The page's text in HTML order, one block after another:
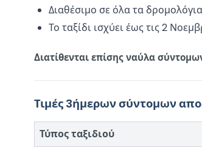
Διαθέσιμο σε όλα τα
Το ταξίδι ισχύει έως τις 2
Διατίθενται επίσης ναύλα
Τιμές 3ήμερων σύντομων
Τύπος ταξιδιού